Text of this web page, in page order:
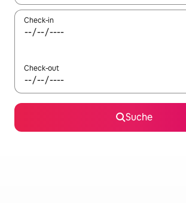
Check-in
Check-out
Suche